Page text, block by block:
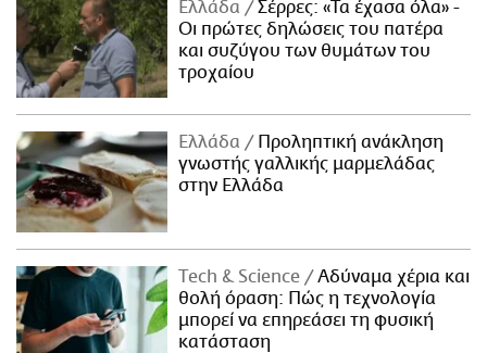
Ελλάδα
Σέρρες: «Τα έχασα όλα» -
Οι πρώτες δηλώσεις του πατέρα
και συζύγου των θυμάτων του
τροχαίου
Ελλάδα
Προληπτική ανάκληση
γνωστής γαλλικής μαρμελάδας
στην Ελλάδα
Τech & Science
Αδύναμα χέρια και
θολή όραση: Πώς η τεχνολογία
μπορεί να επηρεάσει τη φυσική
κατάσταση